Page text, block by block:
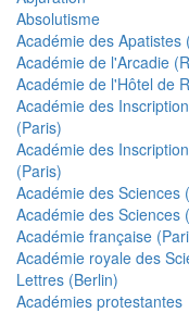
Absolutisme
Académie des Apatistes
Académie de l'Arcadie
Académie de l'Hôtel de
Académie des
(Paris)
Académie des
(Paris)
Académie des Sciences
Académie des Sciences
Académie française
Académie royale des
Lettres (Berlin)
Académies protestantes